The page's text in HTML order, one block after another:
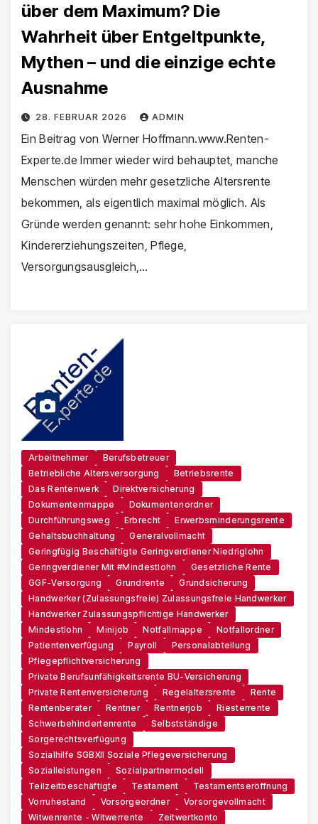
über dem Maximum? Die
Wahrheit über Entgeltpunkte,
Mythen – und die einzige echte
Ausnahme
28. FEBRUAR 2026 ADMIN
Ein Beitrag von Werner Hoffmann.www.Renten-
Experte.de Immer wieder wird behauptet, manche
Menschen würden mehr gesetzliche Altersrente
bekommen, als eigentlich maximal möglich. Als
Gründe werden genannt: sehr hohe Einkommen,
Kindererziehungszeiten, Pflege,
Versorgungsausgleich,…
Arbeitnehmer
Berufsbetreuer
Betriebliche Altersversorgung
Betriebsrente
Das Rentenwerk
Direktversicherung
Dokumentenmappe
Dokumentenordner
Durchführungsweg
Erbrecht
Erwerbsminderungsrente
Gehaltsbuchhaltung
Generalvollmacht
Geringfügig Beschäftigte Geringverdiener Niedriglohn
Geringverdiener Mit #Mindestlohn
Gesetzliche Rente
GGF-Versorgung
Grundrente
Grundsicherung
Handwerker (zulassungsfreie) Zulassungsfreie Handwerker
Handwerker Zulassungspflichtige Handwerker
Mindestlohn
Minijob Notfallmappe
Notfallordner
Patientenverfügung
Payroll
Personalabteilung
Pflegepflichtversicherung
Private Berufsunfähigkeitsrente BU-Versicherung
Private Rentenversicherung
Regelaltersrente
Rente
Rentenberater
Rentner Rentnerjob
Riesterrente
Schwerbehindertenrente
Selbstständige
Sorgerechtsverfügung
Sozialhilfe SGBXII Soziale Pflegeversicherung
Sozialleistungen
Sozialpartnermodell
Teilzeitbeschäftigte
Testament
Testamentseröffnung
Vorruhestand
Vorsorgeordner
Vorsorgevollmacht
Witwenrente - Witwerrente
Zeitwertkonto